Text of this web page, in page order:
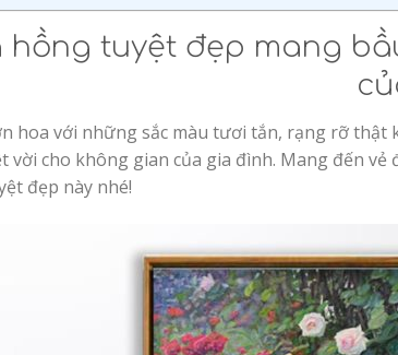
hồng tuyệt đẹp mang
hoa với những sắc màu tươi tắn, rạng rỡ
vời cho không gian của gia đình. Mang đến
đẹp này nhé!